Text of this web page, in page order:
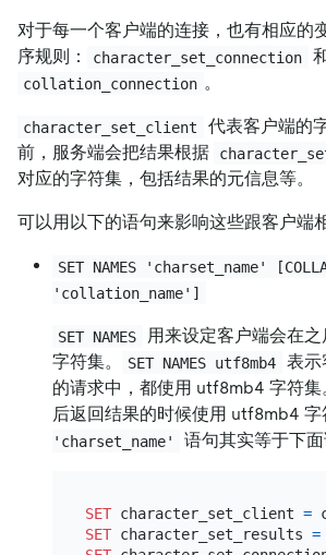
对于每一个客户端的连接，也有相应的
序规则：
character_set_connection
collation_connection 。
character_set_client
代表客户端的
前，服务端会把结果根据
对应的字符集，包括结果的元信息等。
可以用以下的语句来影响这些跟客户端
SET NAMES 'charset_name'
'collation_name']
SET NAMES
用来设定客户端会在
字符集。
SET NAMES utf8mb4
表示
的请求中，都使用 utf8mb4 字符集
后返回结果的时候使用 utf8mb4 字
'charset_name'
语句其实等于下面
SET character_set_client =
SET character_set_results =